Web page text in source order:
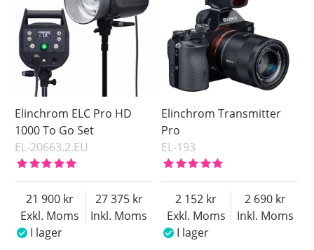
Elinchrom ELC Pro HD
1000 To Go Set
EL-20663.2.EU
Exkl. Moms
21 900
Inkl. Moms
27 375
I lager
Elinchrom Transmitter
Pro
EL-193
Exkl. Moms
2 152
Inkl. Moms
2 690
I lager